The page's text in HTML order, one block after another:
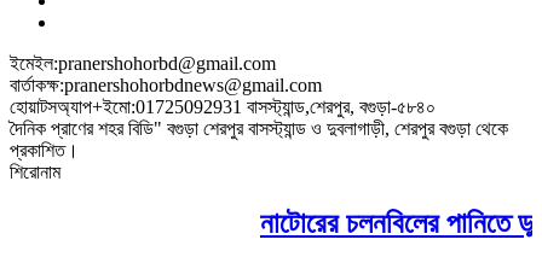
ইমেইল:pranershohorbd@gmail.com
বার্তাকক্ষ:pranershohorbdnews@gmail.com
হোয়াটসঅ্যাপ+ইমো:01725092931 বাসস্ট্যান্ড,শেরপুর, বগুড়া-৫৮৪০
দৈনিক প্রাণের শহর বিডি" বগুড়া শেরপুর বাসস্ট্যান্ড ও দুবলাগাড়ী, শেরপুর বগুড়া থেকে
প্রকাশিত।
শিরোনাম
নাটোরের চলনবিলের পানিতে